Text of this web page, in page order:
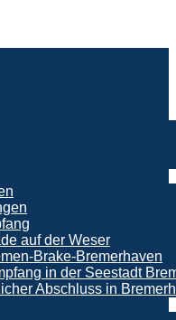
auf der Weser
Brake-Bremerhaven
in der Seestadt
Abschluss in